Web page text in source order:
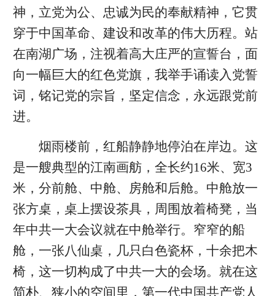
神，立党为公、忠诚为民的奉献精神，它贯
穿于中国革命、建设和改革的伟大历程。站
在南湖广场，注视着高大庄严的宣誓台，面
向一幅巨大的红色党旗，我举手诵读入党誓
词，铭记党的宗旨，坚定信念，永远跟党前
进。
烟雨楼前，红船静静地停泊在岸边。这
是一艘典型的江南画舫，全长约16米、宽3
米，分前舱、中舱、房舱和后舱。中舱放一
张方桌，桌上摆设茶具，周围放着椅凳，当
年中共一大会议就在中舱举行。窄窄的船
舱，一张八仙桌，几只白色瓷杯，十余把木
椅，这一切构成了中共一大的会场。就在这
简朴、狭小的空间里，第一代中国共产党人